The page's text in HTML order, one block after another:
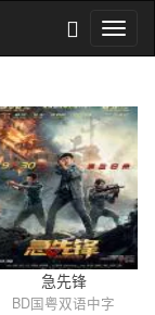
急先锋
BD国粤双语中字